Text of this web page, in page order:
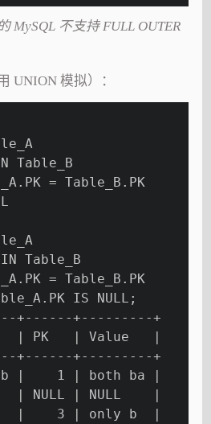
MySQL 不支持 FULL OUTER
UNION 模拟）：
Table_B
= Table_B.PK
Table_B
= Table_B.PK
IS NULL;
+------+---------+
| PK   | Value   |
+------+---------+
|    1 | both ba |
NULL | NULL    |
|    3 | only b  |